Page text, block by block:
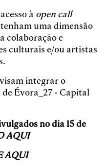
à open call
uma dimensão
colaboração e
culturais e/ou artistas
integrar o
Évora_27 - Capital
no dia 15 de
AQUI
AQUI